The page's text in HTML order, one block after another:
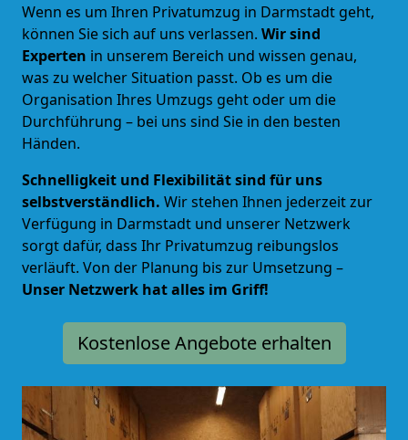
Wenn es um Ihren Privatumzug in Darmstadt geht,
können Sie sich auf uns verlassen. Wir sind
Experten in unserem Bereich und wissen genau,
was zu welcher Situation passt. Ob es um die
Organisation Ihres Umzugs geht oder um die
Durchführung – bei uns sind Sie in den besten
Händen.
Schnelligkeit und Flexibilität sind für uns
selbstverständlich. Wir stehen Ihnen jederzeit zur
Verfügung in Darmstadt und unserer Netzwerk
sorgt dafür, dass Ihr Privatumzug reibungslos
verläuft. Von der Planung bis zur Umsetzung –
Unser Netzwerk hat alles im Griff!
Kostenlose Angebote erhalten